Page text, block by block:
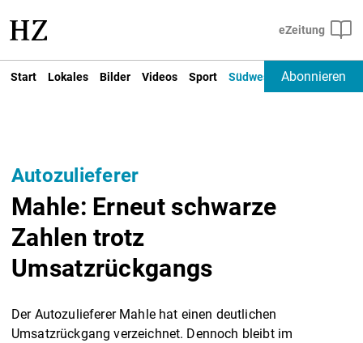
Start Lokales Bilder Videos Sport Südwest Deutschland
Abonnieren
Autozulieferer
Mahle: Erneut schwarze
Zahlen trotz
Umsatzrückgangs
Der Autozulieferer Mahle hat einen deutlichen
Umsatzrückgang verzeichnet. Dennoch bleibt im